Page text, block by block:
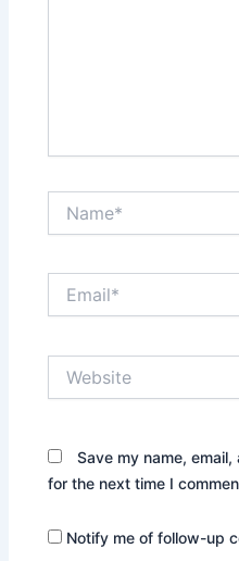
Save my name,
for the next time I
Notify me of follow-up